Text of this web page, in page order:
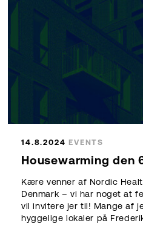
14.8.2024 EVENTS
Housewarming den
Kære venner af Nordic
Denmark – vi har noget at
vil invitere jer til! Mange af
hyggelige lokaler på